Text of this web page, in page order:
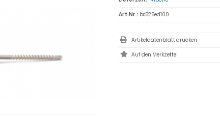
Art.Nr.: bs525ed100
Artikeldatenblatt drucken